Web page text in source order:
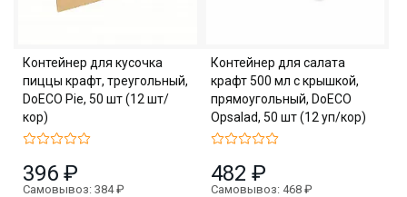
Контейнер для кусочка
пиццы крафт, треугольный,
DoECO Pie, 50 шт (12 шт/
кор)
396 ₽
Самовывоз: 384 ₽
Контейнер для салата
крафт 500 мл с крышкой,
прямоугольный, DoECO
Opsalad, 50 шт (12 уп/кор)
482 ₽
Самовывоз: 468 ₽